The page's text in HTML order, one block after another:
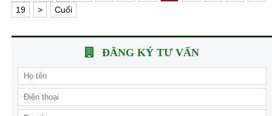
19
> Cuối
ĐĂNG KÝ TƯ VẤN